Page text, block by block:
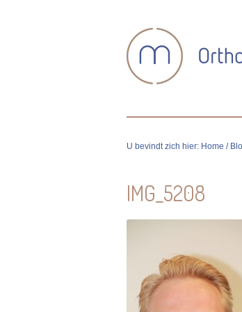
U bevindt zich hier: Home /
IMG_5208